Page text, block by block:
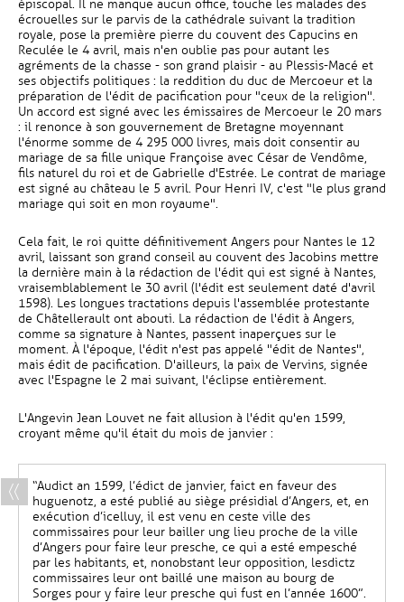
épiscopal. Il ne manque aucun office, touche les malades des
écrouelles sur le parvis de la cathédrale suivant la tradition
royale, pose la première pierre du couvent des Capucins en
Reculée le 4 avril, mais n'en oublie pas pour autant les
agréments de la chasse - son grand plaisir - au Plessis-Macé et
ses objectifs politiques : la reddition du duc de Mercoeur et la
préparation de l'édit de pacification pour "ceux de la religion".
Un accord est signé avec les émissaires de Mercoeur le 20 mars
: il renonce à son gouvernement de Bretagne moyennant
l'énorme somme de 4 295 000 livres, mais doit consentir au
mariage de sa fille unique Françoise avec César de Vendôme,
fils naturel du roi et de Gabrielle d'Estrée. Le contrat de mariage
est signé au château le 5 avril. Pour Henri IV, c'est "le plus grand
mariage qui soit en mon royaume".
Cela fait, le roi quitte définitivement Angers pour Nantes le 12
avril, laissant son grand conseil au couvent des Jacobins mettre
la dernière main à la rédaction de l'édit qui est signé à Nantes,
vraisemblablement le 30 avril (l'édit est seulement daté d'avril
1598). Les longues tractations depuis l'assemblée protestante
de Châtellerault ont abouti. La rédaction de l'édit à Angers,
comme sa signature à Nantes, passent inaperçues sur le
moment. À l'époque, l'édit n'est pas appelé "édit de Nantes",
mais édit de pacification. D'ailleurs, la paix de Vervins, signée
avec l'Espagne le 2 mai suivant, l'éclipse entièrement.
L'Angevin Jean Louvet ne fait allusion à l'édit qu'en 1599,
croyant même qu'il était du mois de janvier :
“Audict an 1599, l’édict de janvier, faict en faveur des
huguenotz, a esté publié au siège présidial d’Angers, et, en
exécution d’icelluy, il est venu en ceste ville des
commissaires pour leur bailler ung lieu proche de la ville
d’Angers pour faire leur presche, ce qui a esté empesché
par les habitants, et, nonobstant leur opposition, lesdictz
commissaires leur ont baillé une maison au bourg de
Sorges pour y faire leur presche qui fust en l’année 1600”.